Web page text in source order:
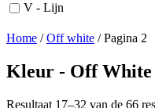
V - Lijn
Home /Off white /Pagina 2
Kleur - Off White
Resultaat 17–32 van de 66